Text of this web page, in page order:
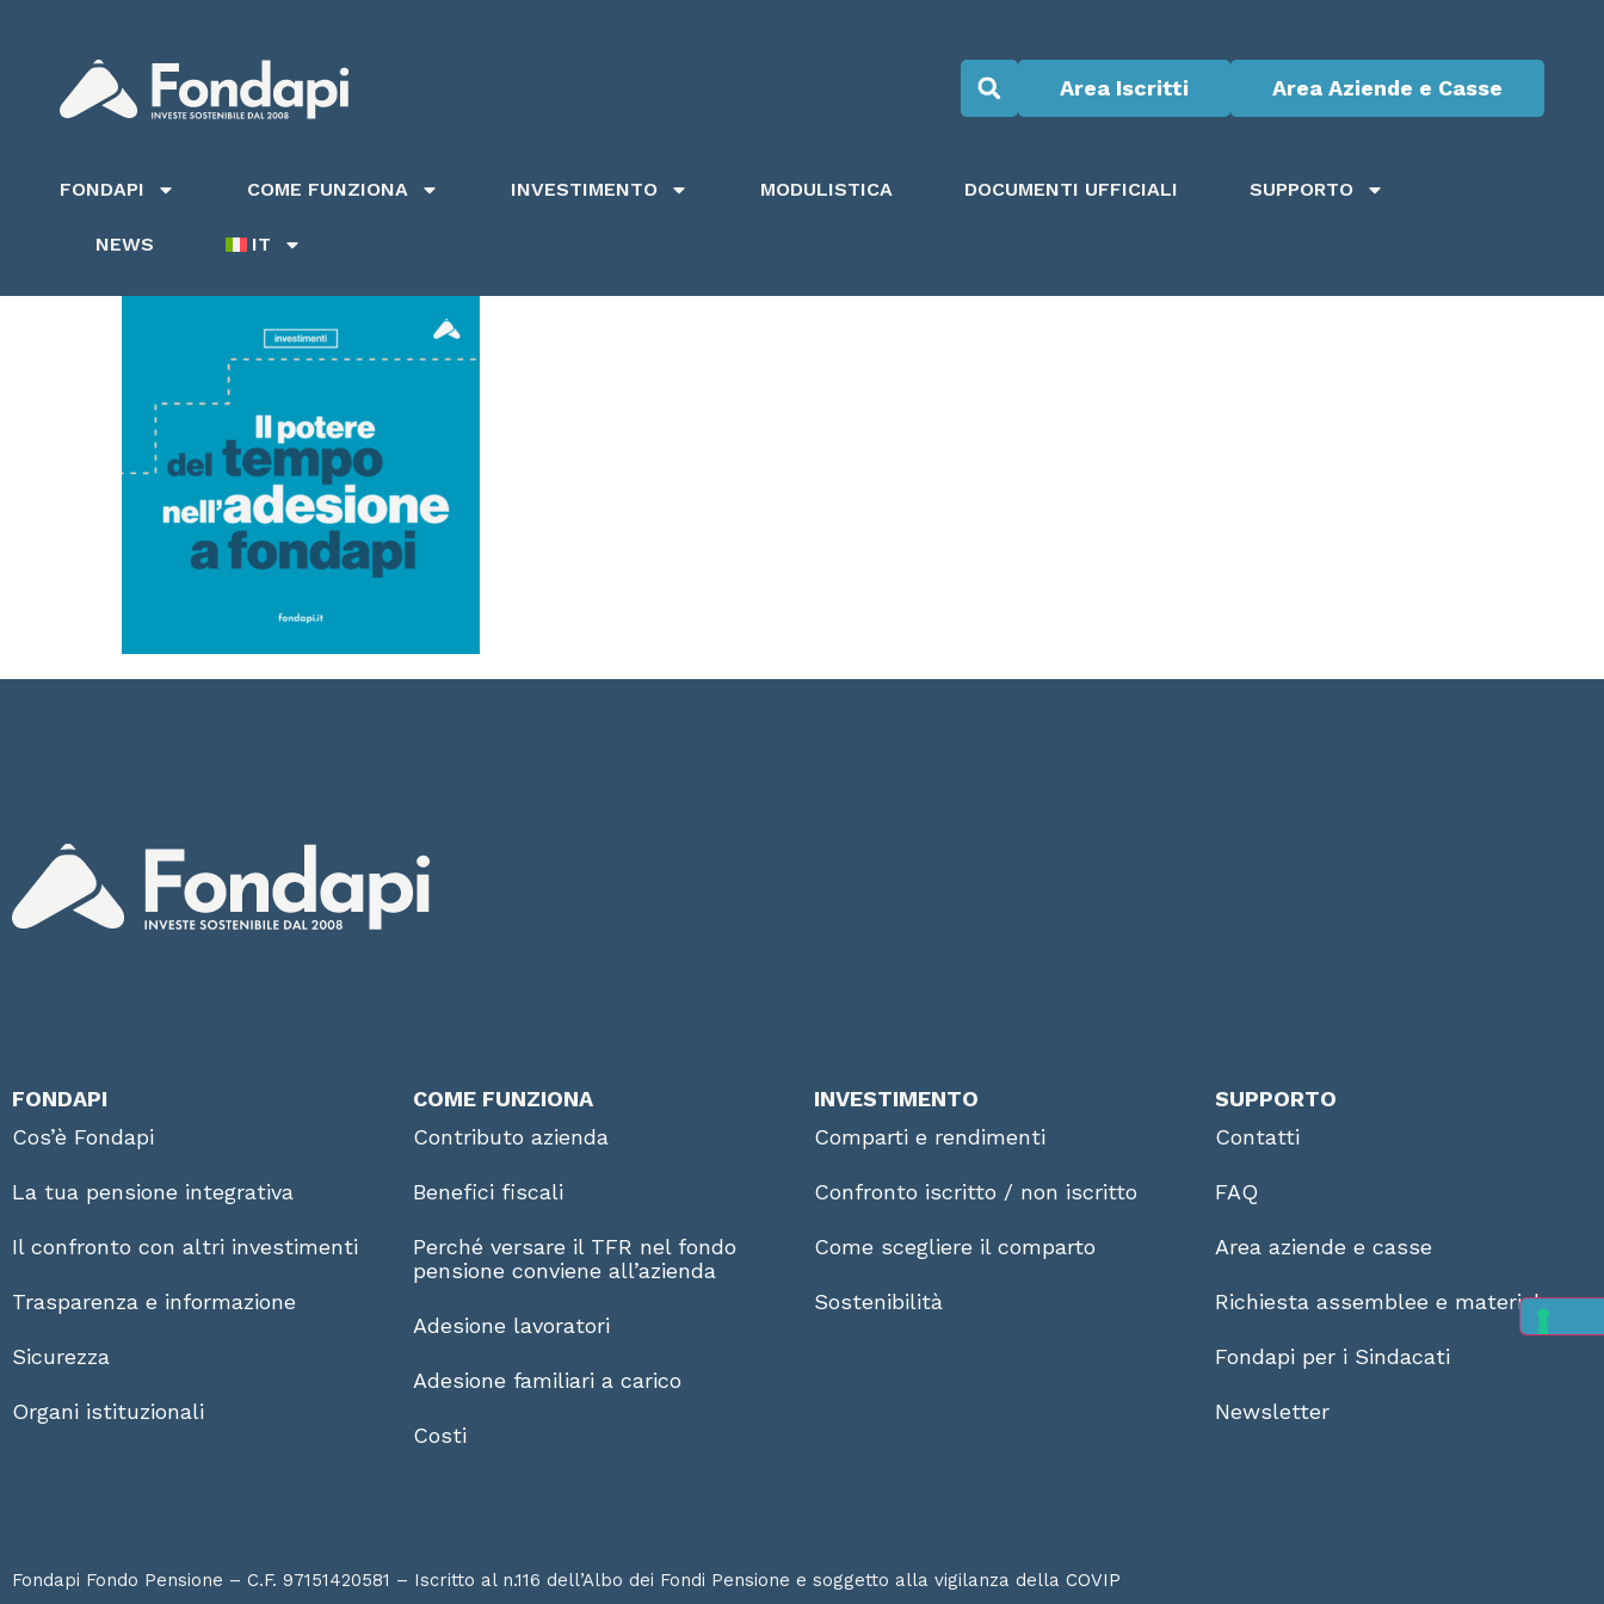
Area Iscritti Area Aziende e Casse
FONDAPI COME FUNZIONA INVESTIMENTO MODULISTICA DOCUMENTI UFFICIALI SUPPORTO
NEWS IT
FONDAPI
Cos’è Fondapi
La tua pensione integrativa
Il confronto con altri investimenti
Trasparenza e informazione
Sicurezza
Organi istituzionali
COME FUNZIONA
Contributo azienda
Benefici fiscali
Perché versare il TFR nel fondo
pensione conviene all’azienda
Adesione lavoratori
Adesione familiari a carico
Costi
INVESTIMENTO
Comparti e rendimenti
Confronto iscritto / non iscritto
Come scegliere il comparto
Sostenibilità
SUPPORTO
Contatti
FAQ
Area aziende e casse
Richiesta assemblee e materiale
Fondapi per i Sindacati
Newsletter
Fondapi Fondo Pensione – C.F. 97151420581 – Iscritto al n.116 dell’Albo dei Fondi Pensione e soggetto alla vigilanza della COVIP